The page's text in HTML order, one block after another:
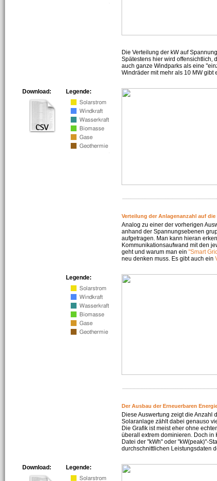
Die Verteilung der kW auf
Spätestens hier wird offensichtlich,
auch ganze Windparks als eine
Windräder mit mehr als 10 MW gibt
Legende:
Download:
Verteilung der Anlagenanzahl auf die
Analog zu einer der vorherigen
anhand der Spannungsebenen
aufgetragen. Man kann hieran
Kommunikationsaufwand mit den
geht und warum man ein "Smart
neu denken muss. Es gibt auch ein
Legende:
Der Ausbau der Erneuerbaren
Diese Auswertung zeigt die Anzahl
Solaranlage zählt dabei genauso
Die Grafik ist meist eher ohne
überall extrem dominieren. Doch in
Datei der "kWh" oder "kW(peak)"-
durchschnittlichen Leistungsdaten
Legende:
Download: